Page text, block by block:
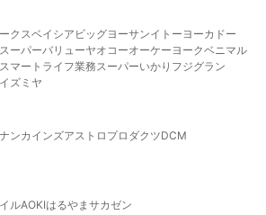
クスベイシア ビッグヨーサンイトーヨーカドー
スーパーバリューヤオコーオーケー ヨークベニマル
マート ライフ業務スーパーいかり フジグラン
イズミヤ
ンカインズアストロプロダクツDCM
ルAOKIはるやま サカゼン